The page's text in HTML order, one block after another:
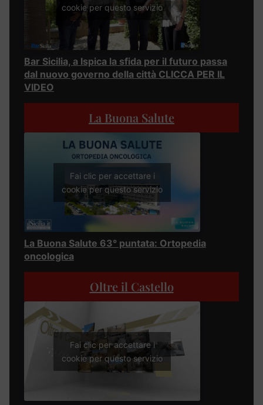
cookie per questo servizio
Bar Sicilia, a Ispica la sfida per il futuro passa
dal nuovo governo della città CLICCA PER IL
VIDEO
La Buona Salute
Fai clic per accettare i
cookie per questo servizio
La Buona Salute 63° puntata: Ortopedia
oncologica
Oltre il Castello
Fai clic per accettare i
cookie per questo servizio